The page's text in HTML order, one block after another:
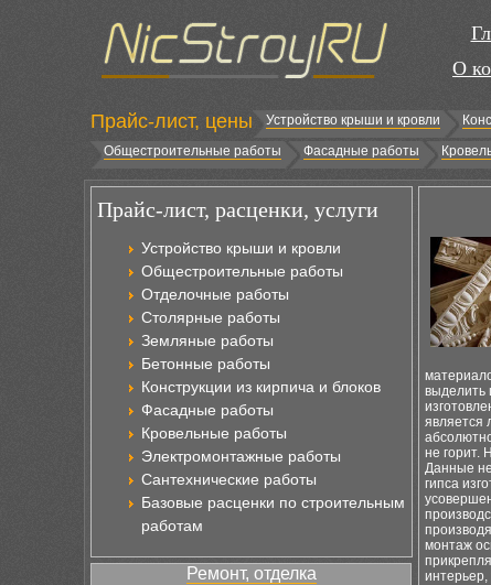
О
Прайс-лист, цены Устройство крыши и кровли
Общестроительные работы
Фасадные работы
Прайс-лист, расценки, услуги
Устройство крыши и кровли
Общестроительные работы
Отделочные работы
Столярные работы
Земляные работы
Бетонные работы
Конструкции из кирпича и блоков
Фасадные работы
Кровельные работы
Электромонтажные работы
Сантехнические работы
Базовые расценки по строительным
работам
Ремонт, отделка
выделить
является
не горит.
Данные
гипса
монтаж